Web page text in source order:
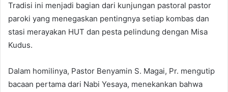
Tradisi ini menjadi bagian dari kunjungan pastoral pastor
paroki yang menegaskan pentingnya setiap kombas dan
stasi merayakan HUT dan pesta pelindung dengan Misa
Kudus.
Dalam homilinya, Pastor Benyamin S. Magai, Pr. mengutip
bacaan pertama dari Nabi Yesaya, menekankan bahwa